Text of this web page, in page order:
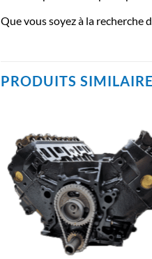
Que vous soyez à la recherche
PRODUITS
AJOUTER
À LA
LISTE
D’ENVIES